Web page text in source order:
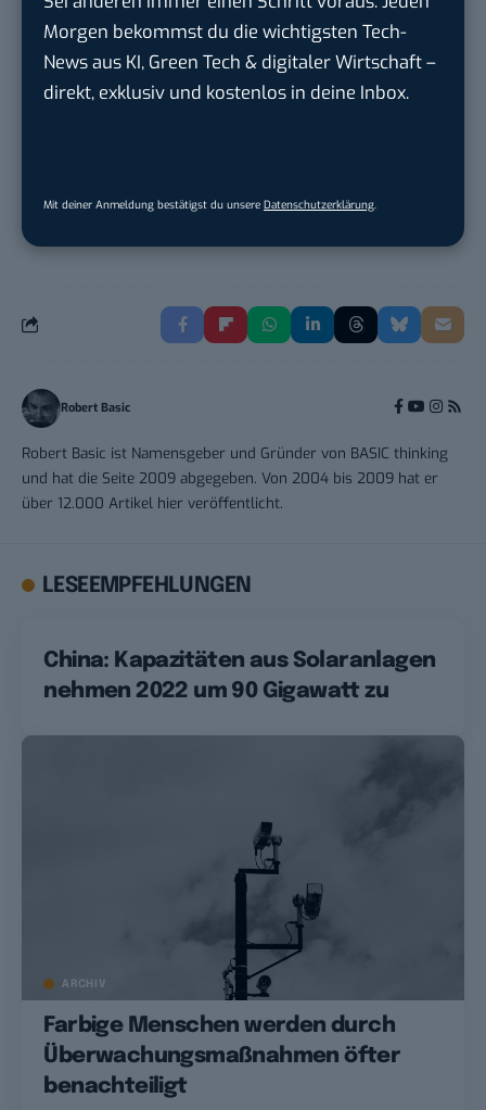
Morgen bekommst du die wichtigsten Tech-
News aus KI, Green Tech & digitaler Wirtschaft –
direkt, exklusiv und kostenlos in deine Inbox.
Mit deiner Anmeldung bestätigst du unsere Datenschutzerklärung.
PR & Social Media Coordinator (m/w/d)
Tropical Island Holding GmbH inKrausnick-
Groß Wasse...
BrainlabinMunich
Robert Basic
Robert Basic ist Namensgeber und Gründer von BASIC thinking
und hat die Seite 2009 abgegeben. Von 2004 bis 2009 hat er
über 12.000 Artikel hier veröffentlicht.
LESEEMPFEHLUNGEN
China: Kapazitäten aus Solaranlagen
nehmen 2022 um 90 Gigawatt zu
ARCHIV
Farbige Menschen werden durch
Überwachungsmaßnahmen öfter
benachteiligt